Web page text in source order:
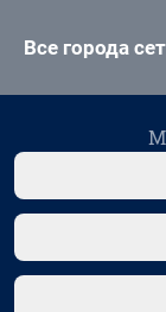
Все города